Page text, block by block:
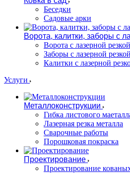
Беседки
Садовые арки
Ворота, калитки, заборы с
Ворота с лазерной резкой
Заборы с лазерной резкой
Калитки с лазерной
Услуги
Металлоконструкции
Гибка листового
Лазерная резка металла
Сварочные работы
Порошковая покраска
Проектирование
Проектирование